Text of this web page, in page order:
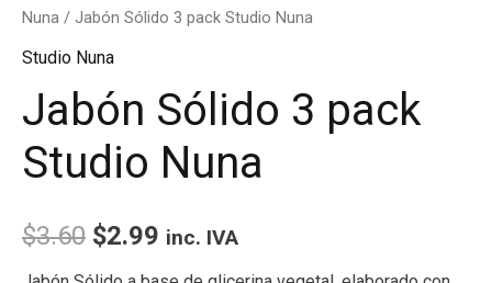
Nuna / Jabón Sólido 3 pack Studio Nuna
Studio Nuna
Jabón Sólido 3 pack
Studio Nuna
$3.60 $2.99 inc. IVA